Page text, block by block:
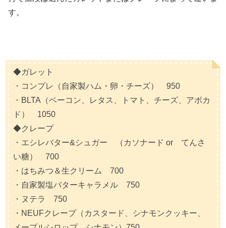
す。
◆ガレット
・コンプレ（自家製ハム・卵・チーズ） 950
・BLTA（ベーコン、レタス、トマト、チーズ、アボカ
ド） 1050
◆クレープ
・エシレバター&シュガー （カソナード or てんさ
い糖） 700
・はちみつ＆生クリーム 700
・自家製塩バターキャラメル 750
・ヌテラ 750
・NEUFクレープ（カスタード、シナモンクッキー、